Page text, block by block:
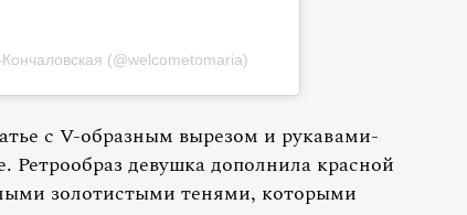
(@welcometomaria)
с V-образным вырезом и рукавами-
Ретрообраз девушка дополнила красной
золотистыми тенями, которыми